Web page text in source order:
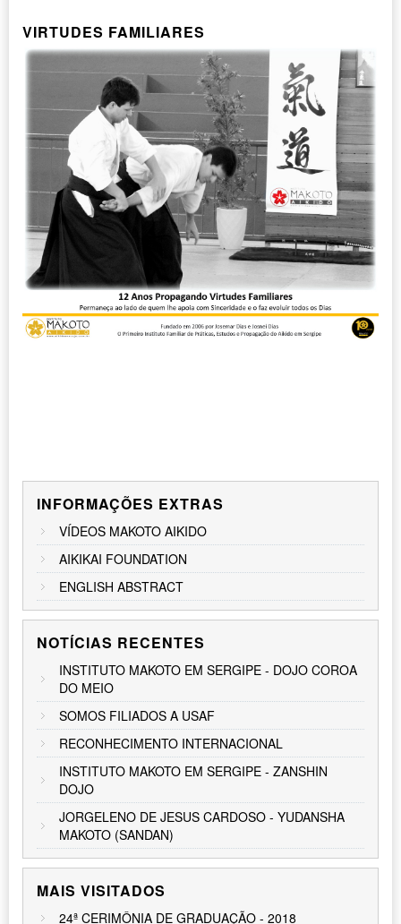
VIRTUDES FAMILIARES
INFORMAÇÕES EXTRAS
VÍDEOS MAKOTO AIKIDO
AIKIKAI FOUNDATION
ENGLISH ABSTRACT
NOTÍCIAS RECENTES
INSTITUTO MAKOTO EM SERGIPE - DOJO COROA
DO MEIO
SOMOS FILIADOS A USAF
RECONHECIMENTO INTERNACIONAL
INSTITUTO MAKOTO EM SERGIPE - ZANSHIN
DOJO
JORGELENO DE JESUS CARDOSO - YUDANSHA
MAKOTO (SANDAN)
MAIS VISITADOS
24ª CERIMÔNIA DE GRADUAÇÃO - 2018